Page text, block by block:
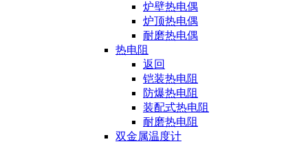
炉壁热电偶
炉顶热电偶
耐磨热电偶
热电阻
返回
铠装热电阻
防爆热电阻
装配式热电阻
耐磨热电阻
双金属温度计